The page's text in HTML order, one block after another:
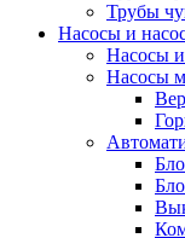
Трубы
Насосы и
Насосы
Насосы